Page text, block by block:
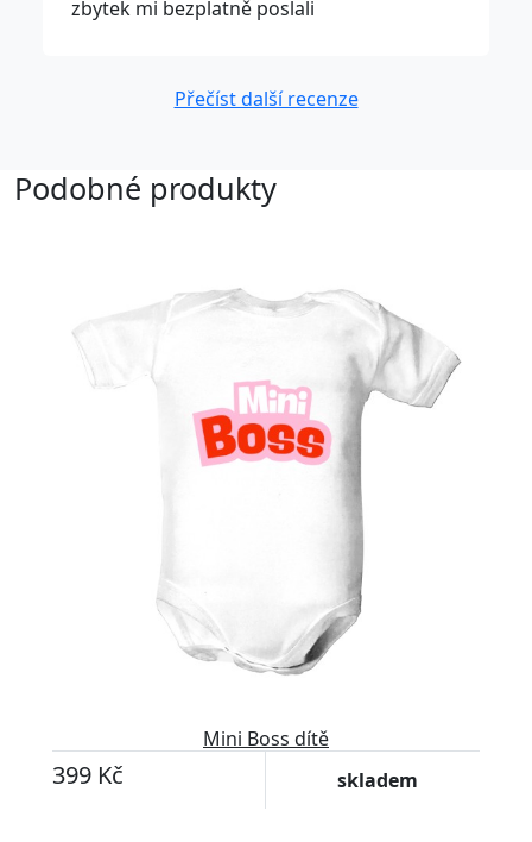
zbytek mi bezplatně poslali
Přečíst další recenze
Podobné produkty
Mini Boss dítě
399 Kč skladem